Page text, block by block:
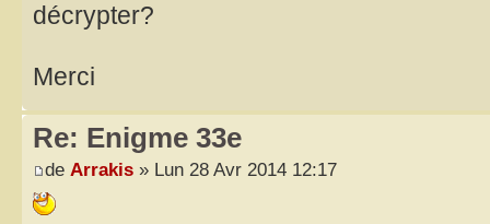
décrypter?
Merci
Re: Enigme 33e
de Arrakis » Lun 28 Avr 2014 12:17